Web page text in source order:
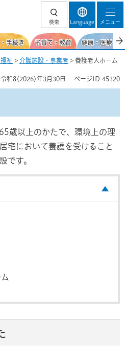
検索 Language メニュー
手続き 子育て・教育 健康・医療・
祉 > 介護施設・事業者 > 養護老人ホーム
令和8(2026)年3月30日 ページID 45320
歳以上のかたで、環境上の理
宅において養護を受けること
です。